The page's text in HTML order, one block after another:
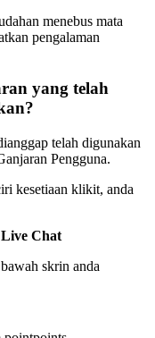
menebus mata
pengalaman
yang telah
telah digunakan
Pengguna.
kesetiaan klikit, anda
Chat
skrin anda